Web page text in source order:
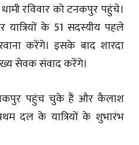
रविवार को टनकपुर पहुंचे।
के 51 सदस्यीय पहले
करेंगे। इसके बाद शारदा
सेवक संवाद करेंगे।
पहुंच चुके हैं और कैलाश
दल के यात्रियों के शुभारंभ